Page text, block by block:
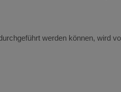
werden können, wird